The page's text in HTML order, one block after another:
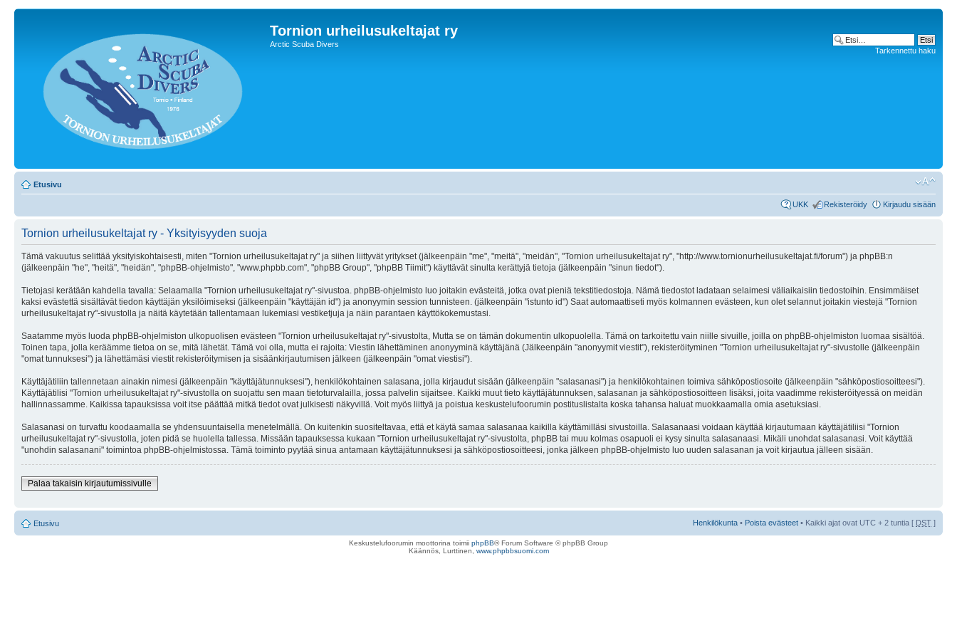
Tornion urheilusukeltajat ry
Arctic Scuba Divers
Tarkennettu haku
Etusivu
UKK Rekisteröidy Kirjaudu sisään
Tornion urheilusukeltajat ry - Yksityisyyden suoja
Tämä vakuutus selittää yksityiskohtaisesti, miten "Tornion urheilusukeltajat ry" ja siihen liittyvät yritykset (jälkeenpäin "me", "meitä", "meidän", "Tornion urheilusukeltajat ry", "http://www.tornionurheilusukeltajat.fi/forum") ja phpBB:n
(jälkeenpäin "he", "heitä", "heidän", "phpBB-ohjelmisto", "www.phpbb.com", "phpBB Group", "phpBB Tiimit") käyttävät sinulta kerättyjä tietoja (jälkeenpäin "sinun tiedot").
Tietojasi kerätään kahdella tavalla: Selaamalla "Tornion urheilusukeltajat ry"-sivustoa. phpBB-ohjelmisto luo joitakin evästeitä, jotka ovat pieniä tekstitiedostoja. Nämä tiedostot ladataan selaimesi väliaikaisiin tiedostoihin. Ensimmäiset
kaksi evästettä sisältävät tiedon käyttäjän yksilöimiseksi (jälkeenpäin "käyttäjän id") ja anonyymin session tunnisteen. (jälkeenpäin "istunto id") Saat automaattiseti myös kolmannen evästeen, kun olet selannut joitakin viestejä "Tornion
urheilusukeltajat ry"-sivustolla ja näitä käytetään tallentamaan lukemiasi vestiketjuja ja näin parantaen käyttökokemustasi.
Saatamme myös luoda phpBB-ohjelmiston ulkopuolisen evästeen "Tornion urheilusukeltajat ry"-sivustolta, Mutta se on tämän dokumentin ulkopuolella. Tämä on tarkoitettu vain niille sivuille, joilla on phpBB-ohjelmiston luomaa sisältöä.
Toinen tapa, jolla keräämme tietoa on se, mitä lähetät. Tämä voi olla, mutta ei rajoita: Viestin lähettäminen anonyyminä käyttäjänä (Jälkeenpäin "anonyymit viestit"), rekisteröityminen "Tornion urheilusukeltajat ry"-sivustolle (jälkeenpäin
"omat tunnuksesi") ja lähettämäsi viestit rekisteröitymisen ja sisäänkirjautumisen jälkeen (jälkeenpäin "omat viestisi").
Käyttäjätiliin tallennetaan ainakin nimesi (jälkeenpäin "käyttäjätunnuksesi"), henkilökohtainen salasana, jolla kirjaudut sisään (jälkeenpäin "salasanasi") ja henkilökohtainen toimiva sähköpostiosoite (jälkeenpäin "sähköpostiosoitteesi").
Käyttäjätilisi "Tornion urheilusukeltajat ry"-sivustolla on suojattu sen maan tietoturvalailla, jossa palvelin sijaitsee. Kaikki muut tieto käyttäjätunnuksen, salasanan ja sähköpostiosoitteen lisäksi, joita vaadimme rekisteröityessä on meidän
hallinnassamme. Kaikissa tapauksissa voit itse päättää mitkä tiedot ovat julkisesti näkyvillä. Voit myös liittyä ja poistua keskustelufoorumin postituslistalta koska tahansa haluat muokkaamalla omia asetuksiasi.
Salasanasi on turvattu koodaamalla se yhdensuuntaisella menetelmällä. On kuitenkin suositeltavaa, että et käytä samaa salasanaa kaikilla käyttämilläsi sivustoilla. Salasanaasi voidaan käyttää kirjautumaan käyttäjätiliisi "Tornion
urheilusukeltajat ry"-sivustolla, joten pidä se huolella tallessa. Missään tapauksessa kukaan "Tornion urheilusukeltajat ry"-sivustolta, phpBB tai muu kolmas osapuoli ei kysy sinulta salasanaasi. Mikäli unohdat salasanasi. Voit käyttää
"unohdin salasanani" toimintoa phpBB-ohjelmistossa. Tämä toiminto pyytää sinua antamaan käyttäjätunnuksesi ja sähköpostiosoitteesi, jonka jälkeen phpBB-ohjelmisto luo uuden salasanan ja voit kirjautua jälleen sisään.
Palaa takaisin kirjautumissivulle
Etusivu Henkilökunta • Poista evästeet • Kaikki ajat ovat UTC + 2 tuntia [ DST ]
Keskustelufoorumin moottorina toimii phpBB® Forum Software © phpBB Group
Käännös, Lurttinen, www.phpbbsuomi.com